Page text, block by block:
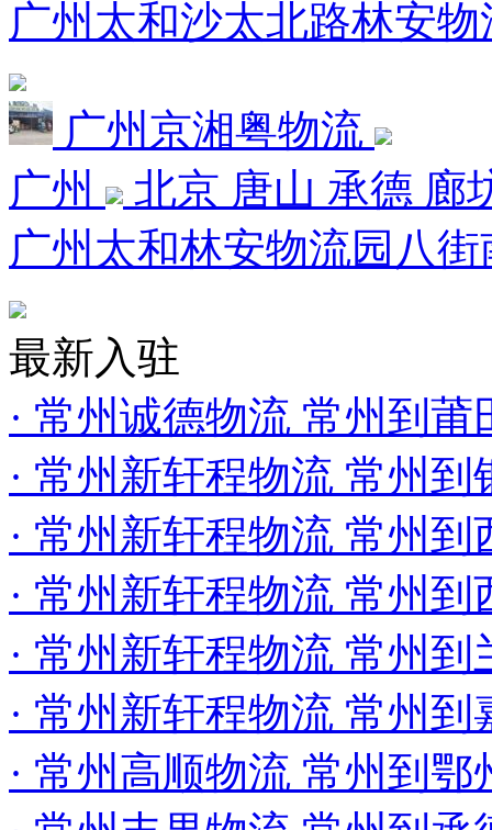
广州太和沙太北路林安
广州京湘粤物流
广州
北京 唐山 承德 廊
广州太和林安物流园八街
最新入驻
· 常州诚德物流 常州到莆
· 常州新轩程物流 常州
· 常州新轩程物流 常州
· 常州新轩程物流 常州
· 常州新轩程物流 常州
· 常州新轩程物流 常州
· 常州高顺物流 常州到鄂